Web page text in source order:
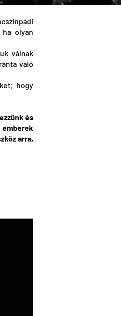
olyan
válnak
való
hogy
és
emberek
arra,